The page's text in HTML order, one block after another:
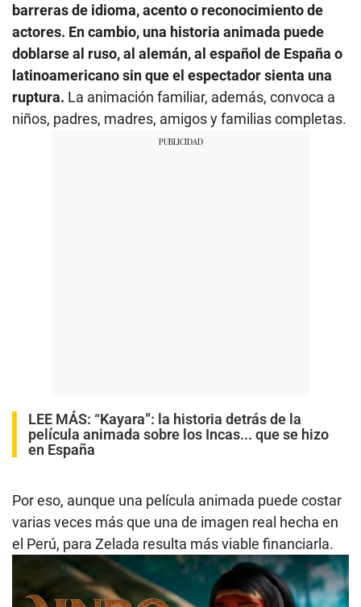
barreras de idioma, acento o reconocimiento de
actores. En cambio, una historia animada puede
doblarse al ruso, al alemán, al español de España o
latinoamericano sin que el espectador sienta una
ruptura. La animación familiar, además, convoca a
niños, padres, madres, amigos y familias completas.
LEE MÁS: “Kayara”: la historia detrás de la
película animada sobre los Incas... que se hizo
en España
Por eso, aunque una película animada puede costar
varias veces más que una de imagen real hecha en
el Perú, para Zelada resulta más viable financiarla.